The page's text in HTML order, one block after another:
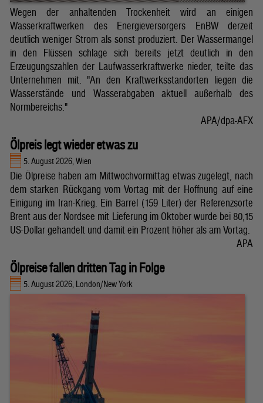
Wegen der anhaltenden Trockenheit wird an einigen
Wasserkraftwerken des Energieversorgers EnBW derzeit
deutlich weniger Strom als sonst produziert. Der Wassermangel
in den Flüssen schlage sich bereits jetzt deutlich in den
Erzeugungszahlen der Laufwasserkraftwerke nieder, teilte das
Unternehmen mit. "An den Kraftwerksstandorten liegen die
Wasserstände und Wasserabgaben aktuell außerhalb des
Normbereichs."
APA/dpa-AFX
Ölpreis legt wieder etwas zu
5. August 2026, Wien
Die Ölpreise haben am Mittwochvormittag etwas zugelegt, nach
dem starken Rückgang vom Vortag mit der Hoffnung auf eine
Einigung im Iran-Krieg. Ein Barrel (159 Liter) der Referenzsorte
Brent aus der Nordsee mit Lieferung im Oktober wurde bei 80,15
US-Dollar gehandelt und damit ein Prozent höher als am Vortag.
APA
Ölpreise fallen dritten Tag in Folge
5. August 2026, London/New York